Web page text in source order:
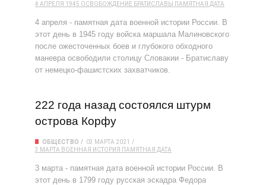
4 АПРЕЛЯ 1945 ОСВОБОЖДЕНИЕ БРАТИСЛАВЫ ПАМЯТНАЯ ДАТА
4 апреля - памятная дата военной истории России. В
этот день в 1945 году войска маршала Малиновского
после ожесточенных боев и глубокого обходного
маневра освободили столицу Словакии - Братиславу
от немецко-фашистских захватчиков.
222 года назад состоялся штурм
острова Корфу
ОБЩЕСТВО
03 МАРТА 2021
3 МАРТА ВОЕННАЯ ИСТОРИЯ ПАМЯТНАЯ ДАТА
3 марта - памятная дата военной истории России. В
этот день в 1799 году русская эскадра Федора